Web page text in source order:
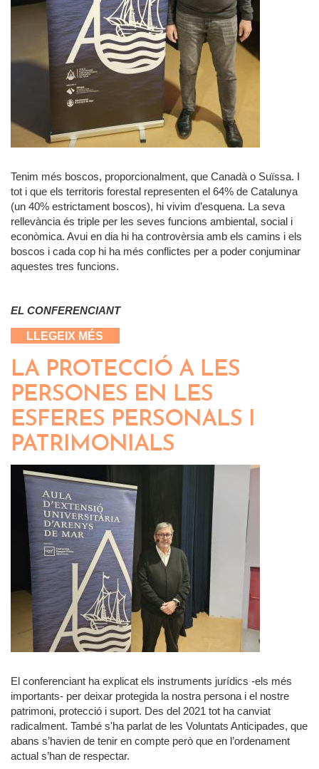
Tenim més boscos, proporcionalment, que Canadà o Suïssa. I
tot i que els territoris forestal representen el 64% de Catalunya
(un 40% estrictament boscos), hi vivim d’esquena. La seva
rellevància és triple per les seves funcions ambiental, social i
econòmica. Avui en dia hi ha controvèrsia amb els camins i els
boscos i cada cop hi ha més conflictes per a poder conjuminar
aquestes tres funcions.
EL CONFERENCIANT
LLEGEIX MÉS
LA PROTECCIÓ A LES
PERSONES EN LES
ESFERES PERSONALS I
PATRIMONIALS
El conferenciant ha explicat els instruments jurídics -els més
importants- per deixar protegida la nostra persona i el nostre
patrimoni, protecció i suport. Des del 2021 tot ha canviat
radicalment. També s'ha parlat de les Voluntats Anticipades, que
abans s’havien de tenir en compte però que en l’ordenament
actual s’han de respectar.